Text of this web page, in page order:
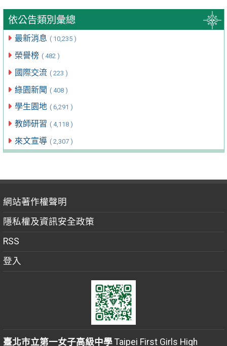
依公告類別彙總
最新消息 ( 10,235 )
榮譽榜 ( 482 )
國際交流 ( 223 )
綠園新聞 ( 408 )
學生園地 ( 6,291 )
教師研習 ( 4,118 )
來文宣導 ( 2,307 )
網站著作權聲明
隱私權及資訊安全政策
RSS
登入
臺北市立第一女子高級中學Taipei First Girls High